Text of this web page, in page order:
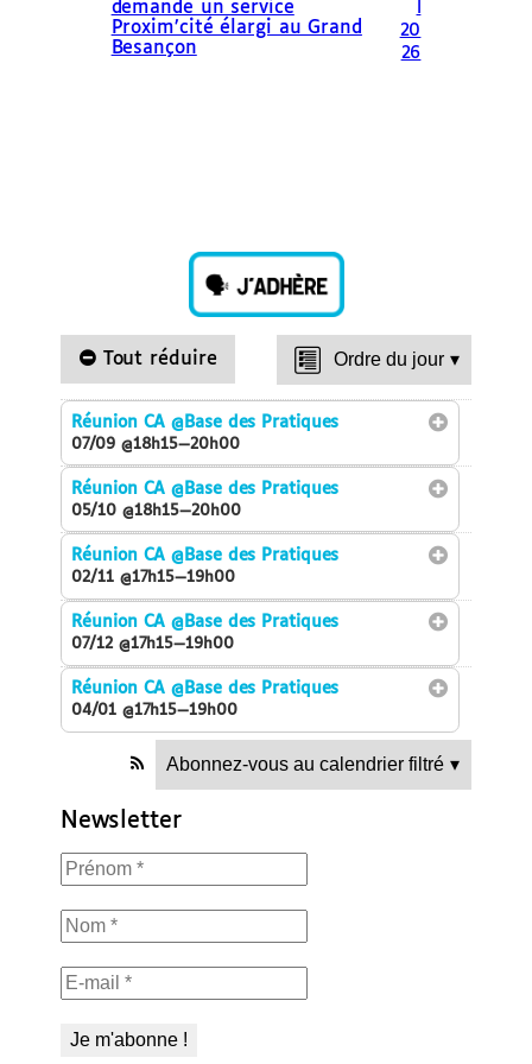
demande un service
Proxim’cité élargi au Grand
Besançon
20
26
Tout réduire Ordre du jour ▾
Réunion CA@Base des Pratiques
07/09 @18h15—20h00
Réunion CA@Base des Pratiques
05/10 @18h15—20h00
Réunion CA@Base des Pratiques
02/11 @17h15—19h00
Réunion CA@Base des Pratiques
07/12 @17h15—19h00
Réunion CA@Base des Pratiques
04/01 @17h15—19h00
Abonnez-vous au calendrier filtré ▾
Newsletter